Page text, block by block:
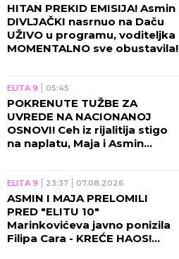
HITAN PREKID EMISIJA! Asmin
DIVLJAČKI nasrnuo na Daču
UŽIVO u programu, voditeljka
MOMENTALNO sve obustavila!
ELITA 9 05:45
POKRENUTE TUŽBE ZA
UVREDE NA NACIONANOJ
OSNOVI! Ceh iz rijalitija stigo
na naplatu, Maja i Asmin
ELITA 9 23:37 07.08.2026
ASMIN I MAJA PRELOMILI
PRED "ELITU 10"
Marinkovićeva javno ponizila
Filipa Cara - KREĆE HAOS!